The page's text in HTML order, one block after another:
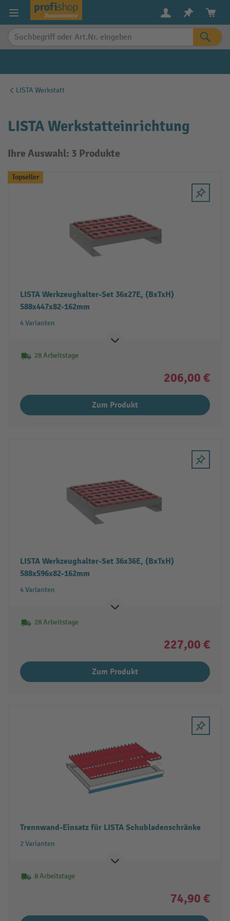
springen
LISTA Werkstatt
LISTA Werkstatteinrichtung
Ihre Auswahl: 3 Produkte
Topseller
LISTA Werkzeughalter-Set 36x27E, (BxTxH)
588x447x82-162mm
4 Varianten
28 Arbeitstage
206,00 €
Zum Produkt
LISTA Werkzeughalter-Set 36x36E, (BxTxH)
588x596x82-162mm
4 Varianten
28 Arbeitstage
227,00 €
Zum Produkt
Trennwand-Einsatz für LISTA Schubladenschränke
2 Varianten
8 Arbeitstage
74,90 €